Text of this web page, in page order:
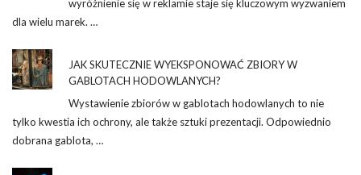
wyróżnienie się w reklamie staje się kluczowym wyzwaniem
dla wielu marek. …
JAK SKUTECZNIE WYEKSPONOWAĆ ZBIORY W
GABLOTACH HODOWLANYCH?
Wystawienie zbiorów w gablotach hodowlanych to nie
tylko kwestia ich ochrony, ale także sztuki prezentacji. Odpowiednio
dobrana gablota, …